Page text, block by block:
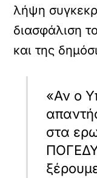
λήψη
διασφάλιση
και της
«Αν ο
στα